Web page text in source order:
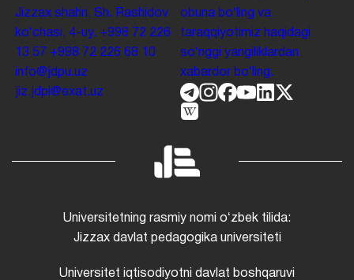
Jizzax shahri, Sh. Rashidov
koʻchasi, 4-uy. +998 72 226
13 57 +998 72 226 68 10
info@jdpu.uz
jiz.jdpi@exat.uz
obuna boʻling va
taraqqiyotimiz haqidagi
soʻnggi yangiliklardan
xabardor boʻling.
Universitetning rasmiy nomi oʻzbek tilida:
Jizzax davlat pedagogika universiteti
Universitet iqtisodiyotni davlat boshqaruvi